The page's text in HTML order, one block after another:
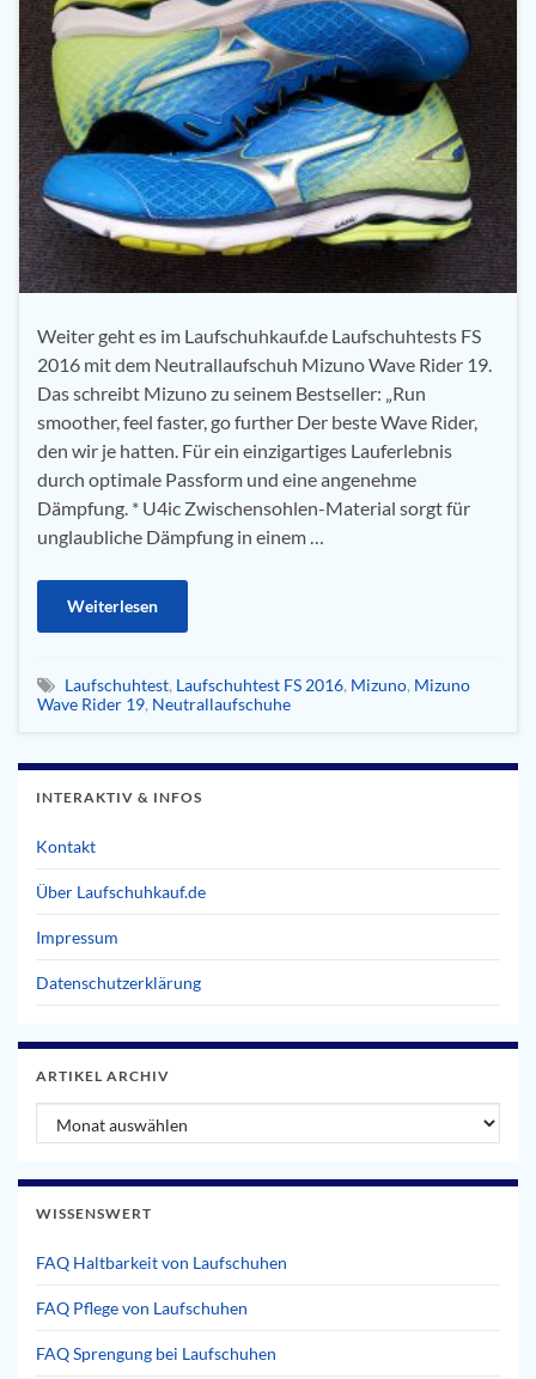
Weiter geht es im Laufschuhkauf.de Laufschuhtests FS
2016 mit dem Neutrallaufschuh Mizuno Wave Rider 19.
Das schreibt Mizuno zu seinem Bestseller: „Run
smoother, feel faster, go further Der beste Wave Rider,
den wir je hatten. Für ein einzigartiges Lauferlebnis
durch optimale Passform und eine angenehme
Dämpfung. * U4ic Zwischensohlen-Material sorgt für
unglaubliche Dämpfung in einem …
Weiterlesen
Laufschuhtest, Laufschuhtest FS 2016, Mizuno, Mizuno
Wave Rider 19, Neutrallaufschuhe
INTERAKTIV & INFOS
Kontakt
Über Laufschuhkauf.de
Impressum
Datenschutzerklärung
ARTIKEL ARCHIV
Artikel Archiv
WISSENSWERT
FAQ Haltbarkeit von Laufschuhen
FAQ Pflege von Laufschuhen
FAQ Sprengung bei Laufschuhen